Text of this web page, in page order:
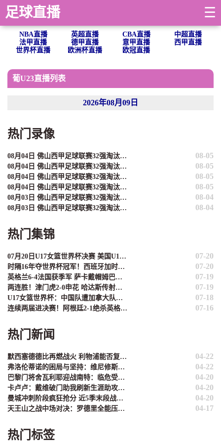
足球直播 ☰
NBA直播 英超直播 CBA直播
中超直播
法甲直播
德甲直播 意甲直播
西甲直播
世界杯直播
欧洲杯直播 欧冠直播
葡U23直播列表
2026年08月09日
热门录像
08月04日 佛山西甲足球联赛32强淘汰赛 贪玩游戏 VS 美的薪火 全场录像 08-05
08月04日 佛山西甲足球联赛32强淘汰赛 肇庆恒骏成 VS 三七互娱 全场录像 08-05
08月04日 佛山西甲足球联赛32强淘汰赛 广东西南建设 VS 香港圣徒 全场录像 08-05
08月04日 佛山西甲足球联赛32强淘汰赛 藝品高國際 VS 湛江狂狼·粵辉能源 全场录像 08-05
08月03日 佛山西甲足球联赛32强淘汰赛 大塘控股 VS 茂名市点都得 全场录像 08-04
08月03日 佛山西甲足球联赛32强淘汰赛 广东凤铝 VS 湛江八部科技 全场录像 08-04
热门集锦
07月20日U17女篮世界杯决赛 美国U17女篮 82 - 73 西班牙U17女篮 集锦 07-20
时隔16年夺世界杯冠军！西班牙加时1-0阿根廷 费兰制胜恩佐染红 07-20
英格兰6-4法国获季军 萨卡戴帽姆巴佩双响创纪录奥利塞2助+失良机 07-19
两连胜！津门虎2-0申花 哈达斯传射基莱斯破门 比赛一度暂停1小时 07-19
U17女篮世界杯：中国队遭加拿大队绝杀无缘4强 庞云舒16+10 07-18
连续两届进决赛！阿根廷2-1绝杀英格兰 劳塔罗恩佐破门梅西两助攻 07-16
热门新闻
默西塞德德比再燃战火 利物浦能否复刻2017年三连胜辉煌？ 04-22
弗洛伦蒂诺的困局与坚持：维尼修斯是未来，姆巴佩非议难理解 04-22
巴黎门将舍瓦利耶迎战南特：临危受命的救赎之战 04-20
卡卢卢：戴维破门助我刷新生涯助攻纪录 团队默契才是关键 04-20
曼城冲刺阶段疯狂抢分 近5季末段战绩堪称英超现象级 04-20
天王山之战中场对决：罗德里全能压制 苏维门迪独守拦截高地 04-17
热门标签